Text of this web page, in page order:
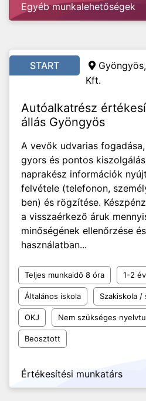
Egyéb munkalehetőségek
START
Kft.
Autóalkatrész
állás Gyöngyös
A vevők udvarias fogadása,
gyors és pontos
naprakész információk
felvétele (telefonon,
ben) és rögzítése.
a visszaérkező áruk
minőségének ellenőrzése
használatban...
Teljes munkaidő 8 óra 1-2
Általános iskola Szakiskola /
OKJ Nem szükséges
Beosztott
Értékesítési munkatárs